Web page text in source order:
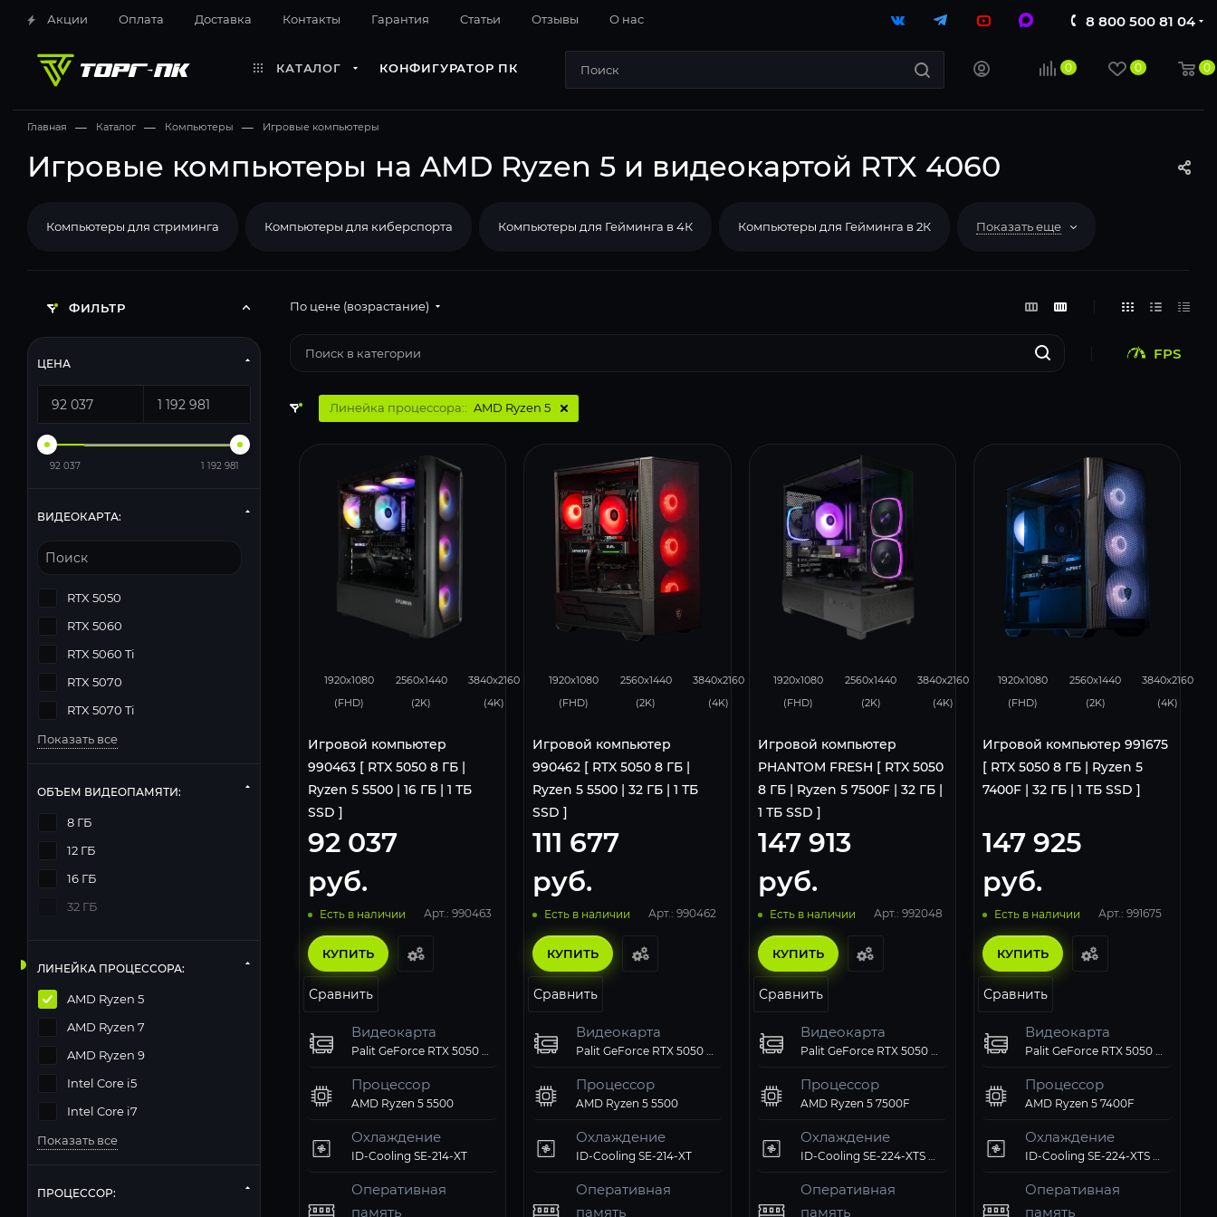
Акции Оплата Доставка Контакты Гарантия Cтатьи Отзывы О нас 8 800 500 81 04
КАТАЛОГ КОНФИГУРАТОР ПК 0 0 0
Главная — Каталог — Компьютеры — Игровые компьютеры
Игровые компьютеры на AMD Ryzen 5 и видеокартой RTX 4060
Компьютеры для стриминга Компьютеры для киберспорта Компьютеры для Гейминга в 4К Компьютеры для Гейминга в 2К Показать еще
По цене (возрастание)
FPS
Линейка процессора:: AMD Ryzen 5
1920x1080
(FHD)
2560x1440
(2K)
3840x2160
(4K)
Игровой компьютер
990463 [ RTX 5050 8 ГБ |
Ryzen 5 5500 | 16 ГБ | 1 ТБ
SSD ]
92 037
руб.
Есть в наличии Арт.: 990463
КУПИТЬ
Сравнить
Видеокарта
Palit GeForce RTX 5050 StormX OC 8Gb
Процессор
AMD Ryzen 5 5500
Охлаждение
ID-Cooling SE-214-XT
Оперативная
память
1920x1080
(FHD)
2560x1440
(2K)
3840x2160
(4K)
Игровой компьютер
990462 [ RTX 5050 8 ГБ |
Ryzen 5 5500 | 32 ГБ | 1 ТБ
SSD ]
111 677
руб.
Есть в наличии Арт.: 990462
КУПИТЬ
Сравнить
Видеокарта
Palit GeForce RTX 5050 StormX OC 8Gb
Процессор
AMD Ryzen 5 5500
Охлаждение
ID-Cooling SE-214-XT
Оперативная
память
1920x1080
(FHD)
2560x1440
(2K)
3840x2160
(4K)
Игровой компьютер
PHANTOM FRESH [ RTX 5050
8 ГБ | Ryzen 5 7500F | 32 ГБ |
1 ТБ SSD ]
147 913
руб.
Есть в наличии Арт.: 992048
КУПИТЬ
Сравнить
Видеокарта
Palit GeForce RTX 5050 StormX OC 8Gb
Процессор
AMD Ryzen 5 7500F
Охлаждение
ID-Cooling SE-224-XTS ARGB PWM
Оперативная
память
1920x1080
(FHD)
2560x1440
(2K)
3840x2160
(4K)
Игровой компьютер 991675
[ RTX 5050 8 ГБ | Ryzen 5
7400F | 32 ГБ | 1 ТБ SSD ]
147 925
руб.
Есть в наличии Арт.: 991675
КУПИТЬ
Сравнить
Видеокарта
Palit GeForce RTX 5050 StormX OC 8Gb
Процессор
AMD Ryzen 5 7400F
Охлаждение
ID-Cooling SE-224-XTS ARGB PWM
Оперативная
память
ФИЛЬТР
ЦЕНА
92 037 1 192 981
ВИДЕОКАРТА:
RTX 5050
RTX 5060
RTX 5060 Ti
RTX 5070
RTX 5070 Ti
Показать все
ОБЪЕМ ВИДЕОПАМЯТИ:
8 ГБ
12 ГБ
16 ГБ
32 ГБ
ЛИНЕЙКА ПРОЦЕССОРА:
AMD Ryzen 5
AMD Ryzen 7
AMD Ryzen 9
Intel Core i5
Intel Core i7
Показать все
ПРОЦЕССОР: